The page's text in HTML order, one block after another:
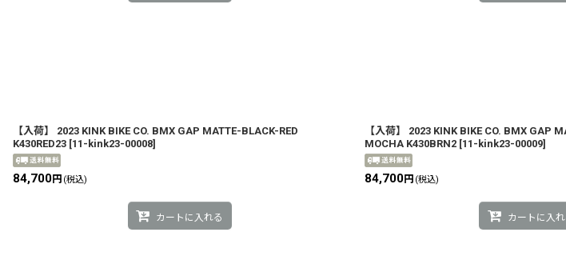
【入荷】 2023 KINK BIKE CO. BMX GAP MATTE-BLACK-RED
K430RED23 [11-kink23-00008]
84,700円 (税込)
カートに入れる
【入荷】 2023 KINK BIKE CO. BMX GAP
MOCHA K430BRN2 [11-kink23-00009]
84,700円 (税込)
カートに入れ